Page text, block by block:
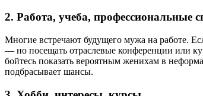
2. Работа, учеба, профессиональные
Многие встречают будущего мужа на работе.
— но посещать отраслевые конференции или
бойтесь показать вероятным женихам в
подбрасывает шансы.